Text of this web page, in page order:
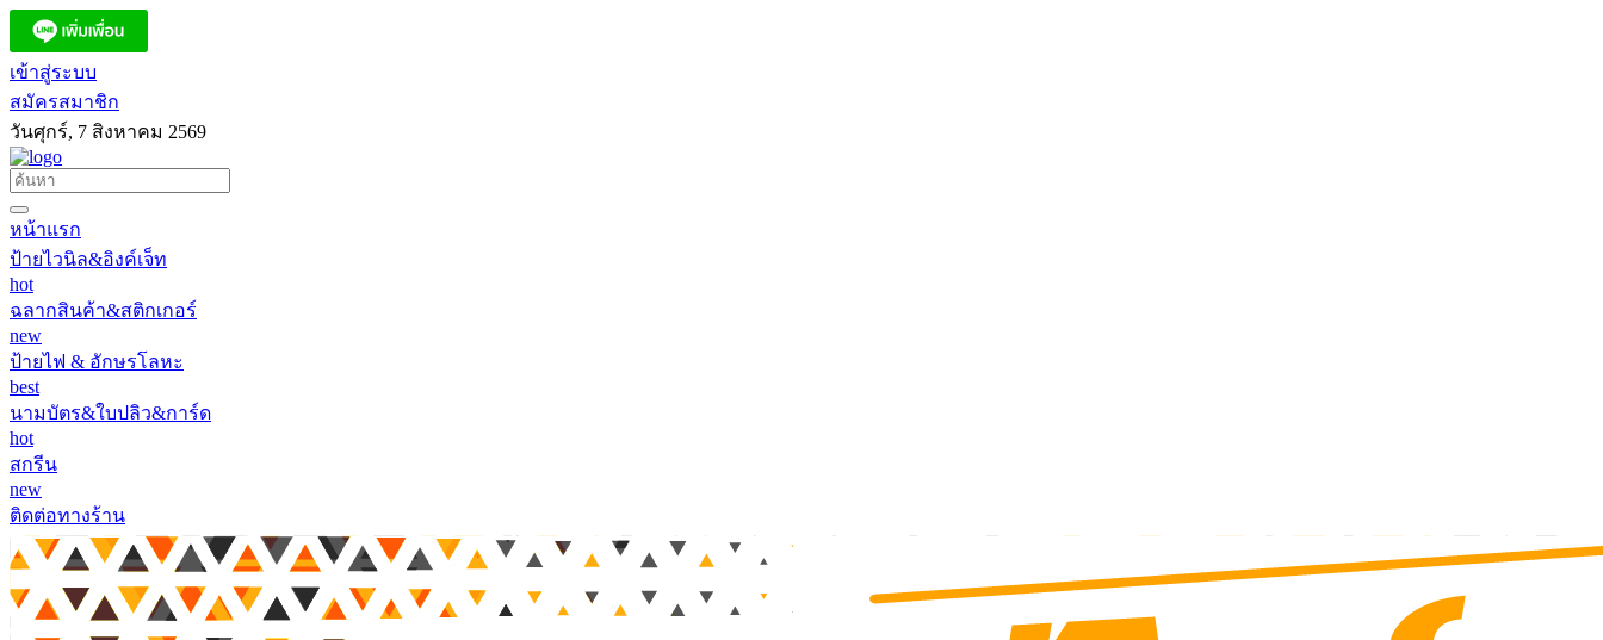
เข้าสู่ระบบ
สมัครสมาชิก
วันศุกร์, 7 สิงหาคม 2569
หน้าแรก
ป้ายไวนิล&อิงค์เจ็ท
hot
ฉลากสินค้า&สติกเกอร์
new
ป้ายไฟ & อักษรโลหะ
best
นามบัตร&ใบปลิว&การ์ด
hot
สกรีน
new
ติดต่อทางร้าน